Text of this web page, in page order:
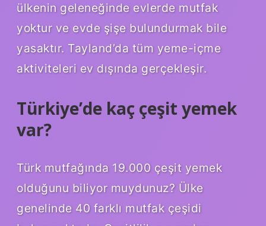
ülkenin geleneğinde evlerde mutfak
yoktur ve evde şişe bulundurmak bile
yasaktır. Tayland’da tüm yeme-içme
aktiviteleri ev dışında gerçekleşir.
Türkiye’de kaç çeşit yemek
var?
Türk mutfağında 19.000 çeşit yemek
olduğunu biliyor muydunuz? Ülke
genelinde 40 farklı mutfak çeşidi